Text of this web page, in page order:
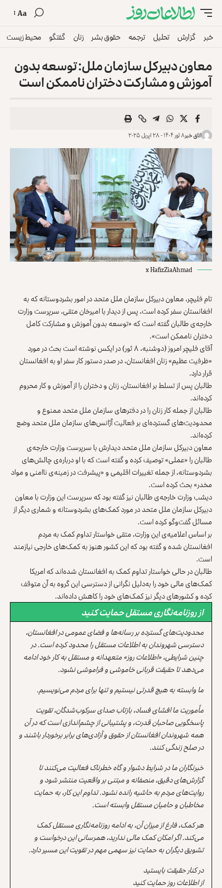
Aa
خبر گزارش تحلیل ترجمه حقوق بشر زنان گفتگو محیط زیست
معاون دبیرکل سازمان ملل: توسعه‌ بدون
آموزش و مشارکت دختران ناممکن است
اتاق خبر۸ ثور ۱۴۰۴ - ۲۸ اپریل ۲۰۲۵
x HafizZiaAhmad
تام فلیچر، معاون دبیرکل سازمان ملل متحد در امور بشردوستانه که به
افغانستان سفر کرده است، پس از دیدار با امیرخان متقی، سرپرست وزارت
خارجه‌ی طالبان گفته است که «توسعه بدون آموزش و مشارکت کامل
دختران ناممکن است».
آقای فلیچر امروز (دوشنبه، ۸ ثور) در ایکس نوشته است بحث در مورد
«ظرفیت عظیم» زنان افغانستان، در صدر دستور کار سفر او به افغانستان
قرار دارد.
طالبان پس از تسلط بر افغانستان، زنان و دختران را از آموزش و کار محروم
کرده‌اند.
طالبان از جمله کار زنان را در دفترهای سازمان ملل متحد ممنوع و
محدودیت‌های گسترده‌ای بر فعالیت آژانس‌های سازمان ملل متحد وضع
کرده‌اند.
معاون دبیرکل سازمان ملل متحد دیدارش با سرپرست وزارت خارجه‌ی
طالبان را «عملی» توصیف کرده و گفته است که با او درباره‌ی چالش‌های
بشردوستانه، از جمله تغییرات اقلیمی و «پیشرفت در زمینه‌ی ناامنی و مواد
مخدر» بحث کرده است.
دیشب وزارت خارجه‌ی طالبان نیز گفته بود که سرپرست این وزارت با معاون
دبیرکل سازمان ملل متحد در مورد کمک‌های بشردوستانه و شماری دیگر از
مسائل گفت‌وگو کرده است.
بر اساس اعلامیه‌ی این وزارت، متقی خواستار تداوم کمک به مردم
افغانستان شده و گفته بود که این کشور هنوز به کمک‌های خارجی نیازمند
است.
طالبان در حالی خواستار تداوم کمک به افغانستان شده‌اند که امریکا
کمک‌های مالی خود را به‌دلیل نگرانی از دسترسی این گروه به آن متوقف
کرده و کشورهای دیگر نیز کمک‌های خود را کاهش داده‌اند.
از روزنامه‌نگاری مستقل حمایت کنید
محدودیت‌های گسترده بر رسانه‌ها و فضای عمومی در افغانستان،
دسترسی شهروندان به اطلاعات مستقل را محدود کرده است. در
چنین شرایطی، «اطلاعات روز» متعهدانه و مستقل به کار خود ادامه
می‌دهد تا حقیقت قربانی خاموشی و فراموشی نشود.
ما وابسته به هیچ قدرتی نیستیم و تنها برای مردم می‌نویسیم.
مأموریت ما افشای فساد، بازتاب صدای سرکوب‌شدگان، تقویت
پاسخگویی صاحبان قدرت، و پشتیبانی از چشم‌اندازی است که در آن
همه شهروندان افغانستان از حقوق و آزادی‌های برابر برخوردار باشند و
در صلح زندگی کنند.
خبرنگاران ما در شرایط دشوار و گاه خطرناک فعالیت می‌کنند تا
گزارش‌های دقیق، منصفانه و مبتنی بر واقعیت منتشر شود و
روایت‌های مردم به حاشیه رانده نشود. تداوم این کار، به حمایت
مخاطبان و حامیان مستقل وابسته است.
هر کمک، فارغ از میزان آن، به ادامه روزنامه‌نگاری مستقل کمک
می‌کند. اگر امکان کمک مالی ندارید، همرسانی این درخواست و
تشویق دیگران به حمایت نیز سهمی مهم در تقویت این مسیر دارد.
در کنار حقیقت بایستید
از اطلاعات روز حمایت کنید